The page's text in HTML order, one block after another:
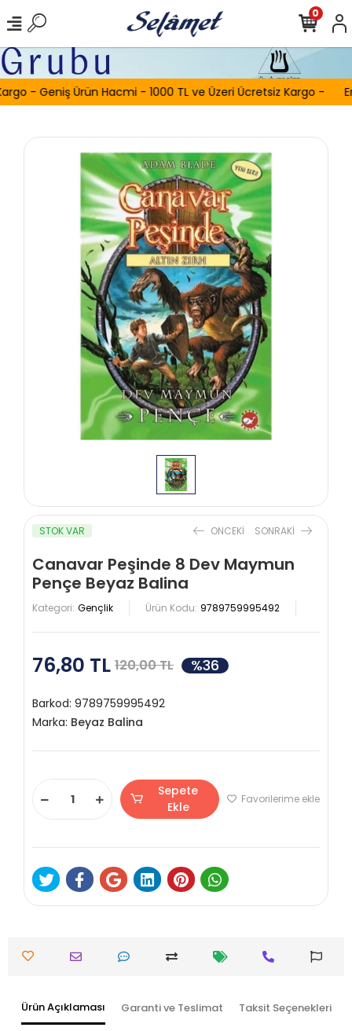
- Geniş Ürün Hacmi - 1000 TL ve Üzeri Ücretsiz Kargo -
0
STOK VAR ONCEKI SONRAKI
Canavar Peşinde 8 Dev Maymun
Pençe Beyaz Balina
Kategori: Gençlik Ürün Kodu: 9789759995492
76,80 TL 120,00 TL %36
Barkod: 9789759995492
Marka: Beyaz Balina
Sepete
Ekle
Favorilerime ekle
Ürün Açıklaması Garanti ve Teslimat Taksit Seçenekleri